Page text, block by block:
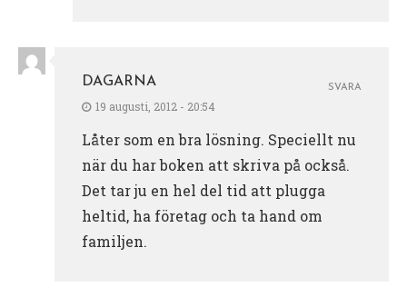
DAGARNA
19 augusti, 2012 - 20:54
Låter som en bra lösning. Speciellt nu
när du har boken att skriva på också.
Det tar ju en hel del tid att plugga
heltid, ha företag och ta hand om
familjen.
SVARA